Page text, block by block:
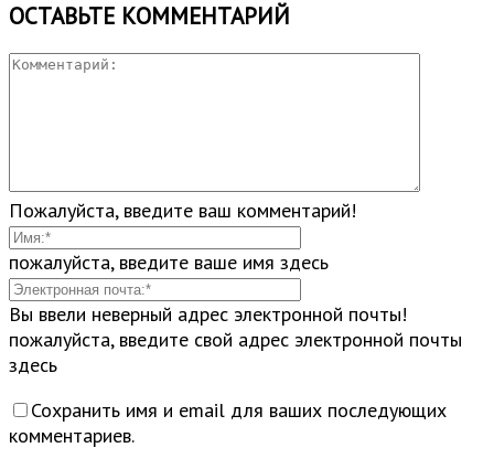
ОСТАВЬТЕ КОММЕНТАРИЙ
Пожалуйста, введите ваш комментарий!
пожалуйста, введите ваше имя здесь
Вы ввели неверный адрес электронной почты!
пожалуйста, введите свой адрес электронной почты
здесь
Сохранить имя и email для ваших последующих
комментариев.